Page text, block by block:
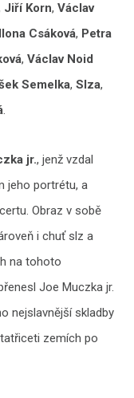
Jiří Korn,Václav
Ilona Csáková, Petra
,Václav Noid
Semelka,Slza,
.
jr., jenž vzdal
jeho portrétu, a
Obraz v sobě
i chuť slz a
na tohoto
Joe Muczka jr.
nejslavnější skladby
zemích po